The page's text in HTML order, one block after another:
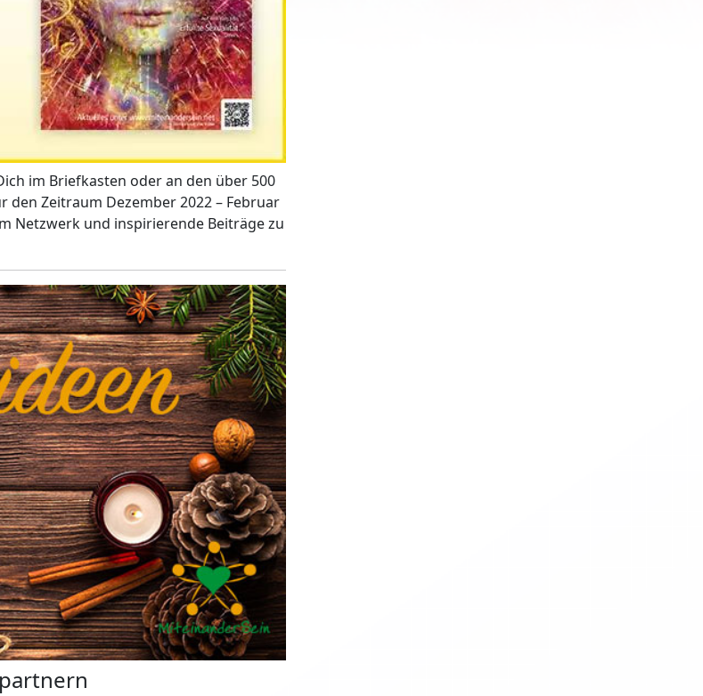
im Briefkasten oder an den über 500
den Zeitraum Dezember 2022 – Februar
Netzwerk und inspirierende Beiträge zu